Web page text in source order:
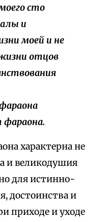
сто
и
моей и не
отцов
характерна не
и великодушия
для истинно-
достоинства и
приходе и уходе